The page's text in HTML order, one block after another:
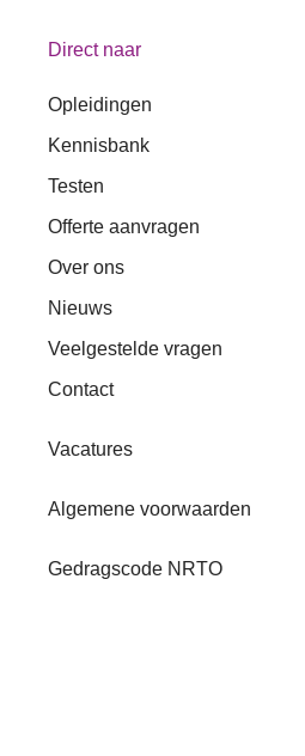
Direct naar
Opleidingen
Kennisbank
Testen
Offerte aanvragen
Over ons
Nieuws
Veelgestelde vragen
Contact
Vacatures
Algemene voorwaarden
Gedragscode NRTO